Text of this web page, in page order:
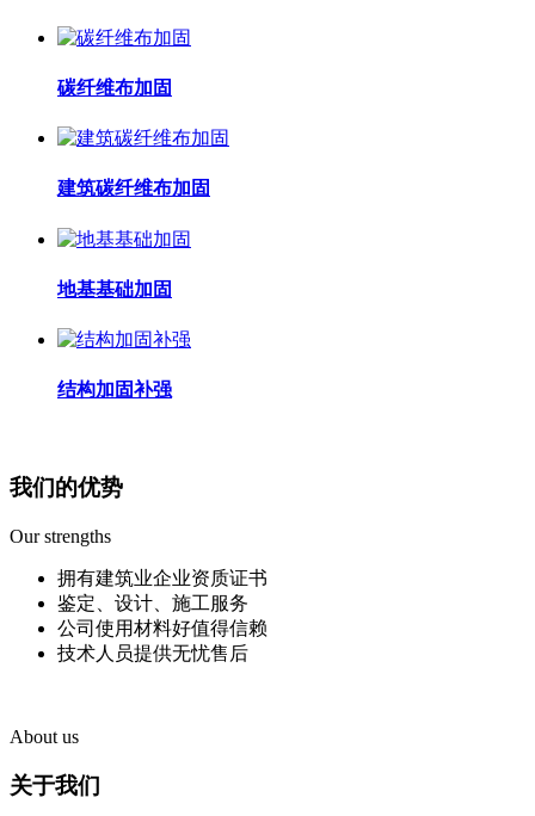
碳纤维布加固
建筑碳纤维布加固
地基基础加固
结构加固补强
我们的优势
Our strengths
拥有建筑业企业资质证书
鉴定、设计、施工服务
公司使用材料好值得信赖
技术人员提供无忧售后
About us
关于我们